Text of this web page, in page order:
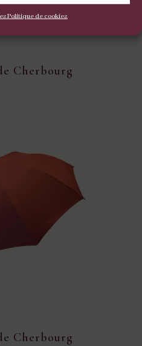
Politique de cookies
Cherbourg
Cherbourg